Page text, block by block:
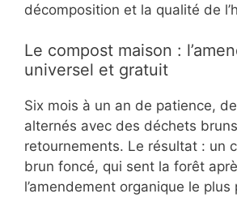
décomposition et la qualité de
Le compost maison :
universel et gratuit
Six mois à un an de patience,
alternés avec des déchets
retournements. Le résultat : un
brun foncé, qui sent la forêt
l’amendement organique le plus